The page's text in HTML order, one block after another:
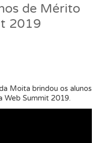
de Mérito
2019
Moita brindou os alunos
Web Summit 2019.